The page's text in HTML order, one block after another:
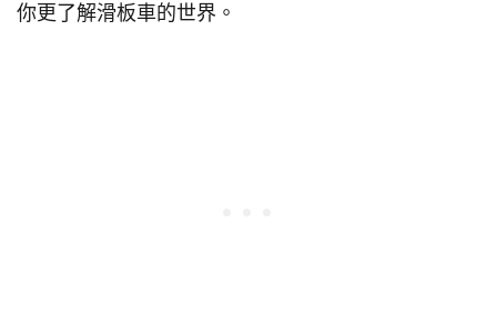
你更了解滑板車的世界。